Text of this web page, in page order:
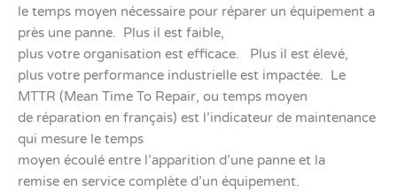
le temps moyen nécessaire pour réparer un équipement a
près une panne. Plus il est faible,
plus votre organisation est efficace. Plus il est élevé,
plus votre performance industrielle est impactée. Le
MTTR (Mean Time To Repair, ou temps moyen
de réparation en français) est l’indicateur de maintenance
qui mesure le temps
moyen écoulé entre l’apparition d’une panne et la
remise en service complète d’un équipement.